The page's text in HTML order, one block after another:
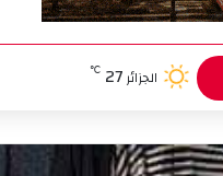
الجزائر27
℃